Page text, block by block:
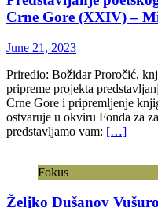
Crne Gore (XXIV) –
June 21, 2023
Priredio: Božidar Proročić,
pripreme projekta
Crne Gore i pripremljenje
ostvaruje u okviru Fonda za
predstavljamo vam: […]
Fokus
Željko Dušanov